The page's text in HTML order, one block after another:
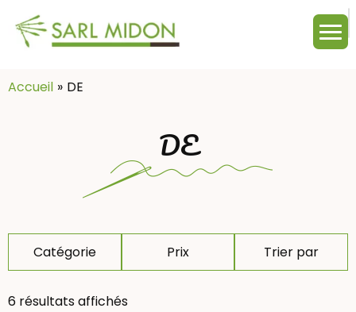
Accueil
DE
DE
Catégorie Prix Trier par
6 résultats affichés